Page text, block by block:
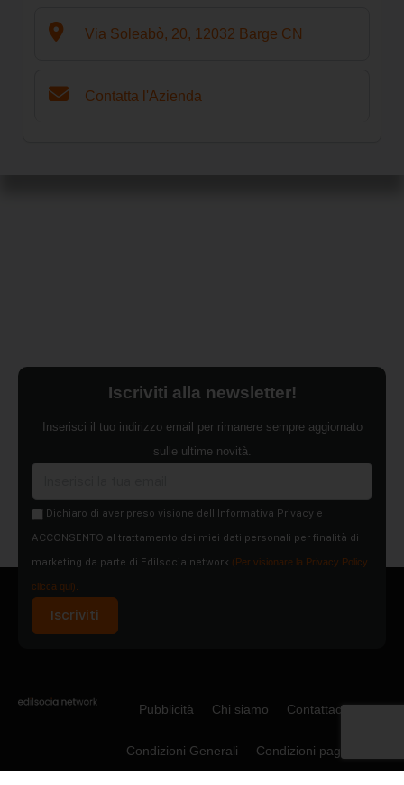
Via Soleabò, 20, 12032 Barge CN
Contatta l'Azienda
Iscriviti alla newsletter!
Inserisci il tuo indirizzo email per rimanere sempre aggiornato
sulle ultime novità.
Dichiaro di aver preso visione dell'Informativa Privacy e
ACCONSENTO al trattamento dei miei dati personali per finalità di
marketing da parte di Edilsocialnetwork (Per visionare la Privacy Policy
clicca qui).
Iscriviti
Pubblicità Chi siamo Contattaci
Condizioni Generali Condizioni pagine